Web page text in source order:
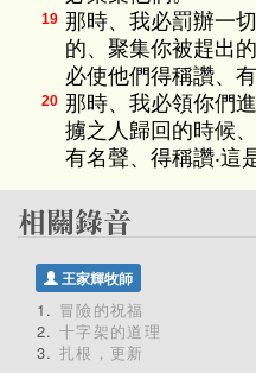
19 那時、我必罰辦一
的、聚集你被趕出
必使他們得稱讚、有
20 那時、我必領你們
擄之人歸回的時候
有名聲、得稱讚‧這
王家輝牧師
冒險的祝福
十字架的道理
扎根，更新